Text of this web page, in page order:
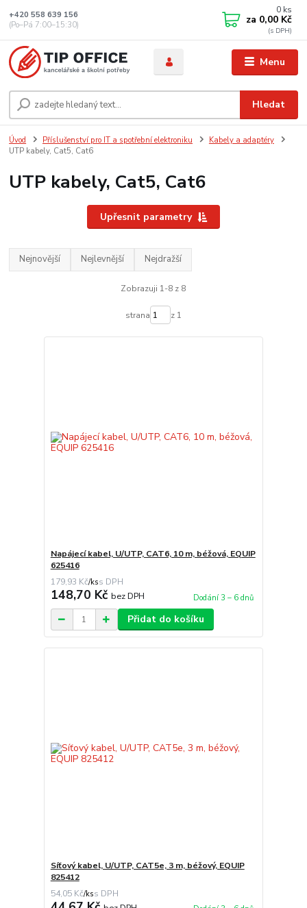
Menu
Hledat
+420 558 639 156
(Po–Pá 7:00–15:30)
0 ks
za 0,00 Kč
Úvod Příslušenství pro IT a spotřební elektroniku
Kabely a adaptéry
UTP kabely, Cat5, Cat6
UTP kabely, Cat5, Cat6
Upřesnit parametry
Nejnovější Nejlevnější Nejdražší
Zobrazuji 1-8 z 8
strana z 1
Napájecí kabel, U/UTP, CAT6, 10 m, béžová, EQUIP
625416
179,93 Kč/ks
148,70 Kč bez DPH Dodání 3 – 6 dnů
Přidat do košíku
Síťový kabel, U/UTP, CAT5e, 3 m, béžový, EQUIP
825412
54,05 Kč/ks